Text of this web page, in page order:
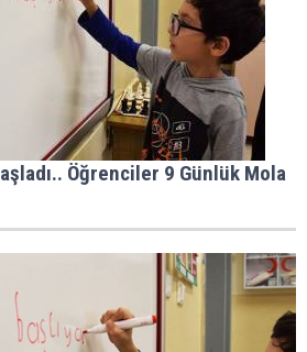
Öğrenciler 9 Günlük Mola